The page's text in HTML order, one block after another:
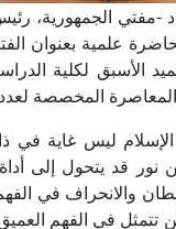
مفتي الجمهورية،
اليوم الإثنين الموافق 26-1-2026
الأسبق لكلية
المخصصة لعدد
ليس غاية في
نور قد يتحول إلى
والانحراف في
تتمثل في الفهم